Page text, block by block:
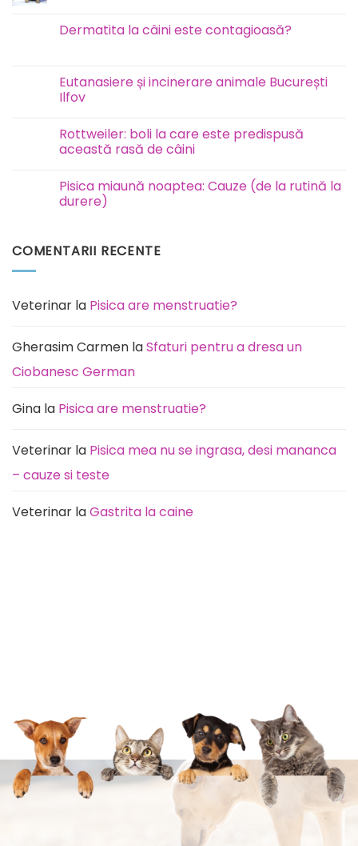
Test
FAVN
pisici
Dermatita la câini este contagioasă?
Dermatita
la
câini
Eutanasiere și incinerare animale București
Ilfov
la
Eutanasiere
și
București
Ilfov
Rottweiler: boli la care este predispusă
această rasă de câini
la
Rottweiler:
boli
predispusă
Pisica miaună noaptea: Cauze (de la rutină la
durere)
Pisica
la
rutină
COMENTARII RECENTE
Veterinar la Pisica are menstruatie?
Gherasim Carmen laSfaturi pentru a dresa un
Ciobanesc German
Gina la Pisica are menstruatie?
Veterinar la Pisica mea nu se ingrasa, desi mananca
– cauze si teste
Veterinar laGastrita la caine